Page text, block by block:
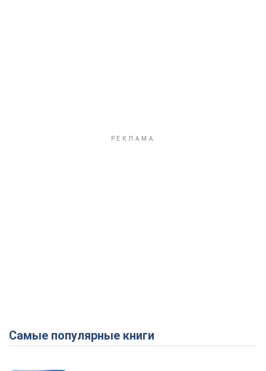
Самые популярные книги